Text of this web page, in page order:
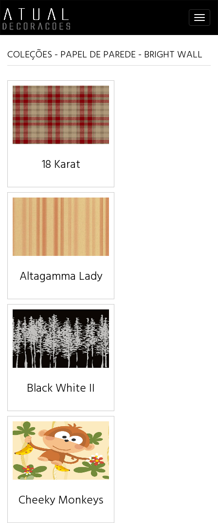
COLEÇÕES - PAPEL DE PAREDE - BRIGHT WALL
18 Karat
Altagamma Lady
Black White II
Cheeky Monkeys